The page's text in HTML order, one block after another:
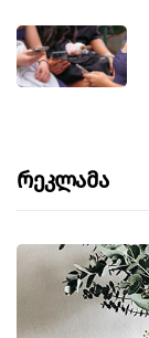
Რეკლამა